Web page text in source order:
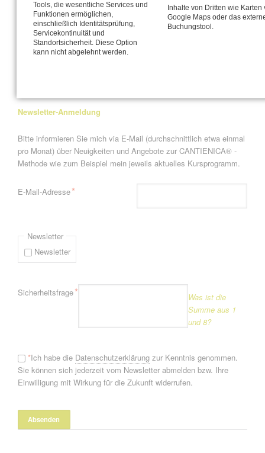
Ob Sie das Leben genießen können, ist eine Frage der
Haltung!
Newsletter-Anmeldung
Bitte informieren Sie mich via E-Mail (durchschnittlich etwa einmal
pro Monat) über Neuigkeiten und Angebote zur CANTIENICA® -
Methode wie zum Beispiel mein jeweils aktuelles Kursprogramm.
Pflichtfeld
E-Mail-Adresse*
Newsletter
Newsletter
Pflichtfeld
Sicherheitsfrage*
Was ist die
Summe aus 1
und 8?
*Ich habe die Datenschutzerklärungzur Kenntnis genommen.
Sie können sich jederzeit vom Newsletter abmelden bzw. Ihre
Einwilligung mit Wirkung für die Zukunft widerrufen.
Tools, die wesentliche Services und
Funktionen ermöglichen,
einschließlich Identitätsprüfung,
Servicekontinuität und
Standortsicherheit. Diese Option
kann nicht abgelehnt werden.
Inhalte von Dritten wie Karten
Google Maps oder das
Buchungstool.